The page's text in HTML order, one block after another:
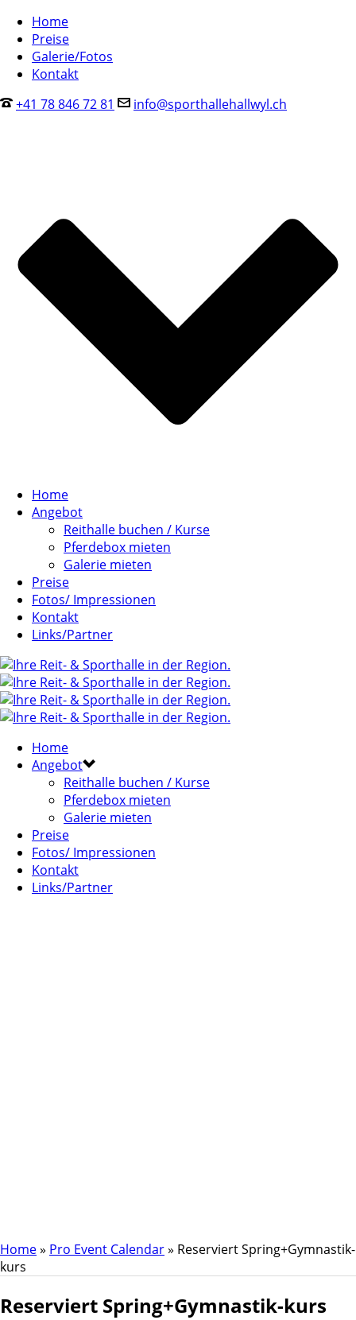
Home
Preise
Galerie/Fotos
Kontakt
+41 78 846 72 81
info@sporthallehallwyl.ch
Home
Angebot
Reithalle buchen / Kurse
Pferdebox mieten
Galerie mieten
Preise
Fotos/ Impressionen
Kontakt
Links/Partner
Home
Angebot
Reithalle buchen / Kurse
Pferdebox mieten
Galerie mieten
Preise
Fotos/ Impressionen
Kontakt
Links/Partner
Home» Pro Event Calendar» Reserviert Spring+Gymnastik-
kurs
Reserviert Spring+Gymnastik-kurs